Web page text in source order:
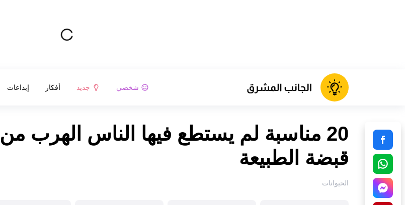
شخصي جديد أفكار إبداعات
20 مناسبة لم يستطع فيها الناس الهرب من
قبضة الطبيعة
الحيوانات